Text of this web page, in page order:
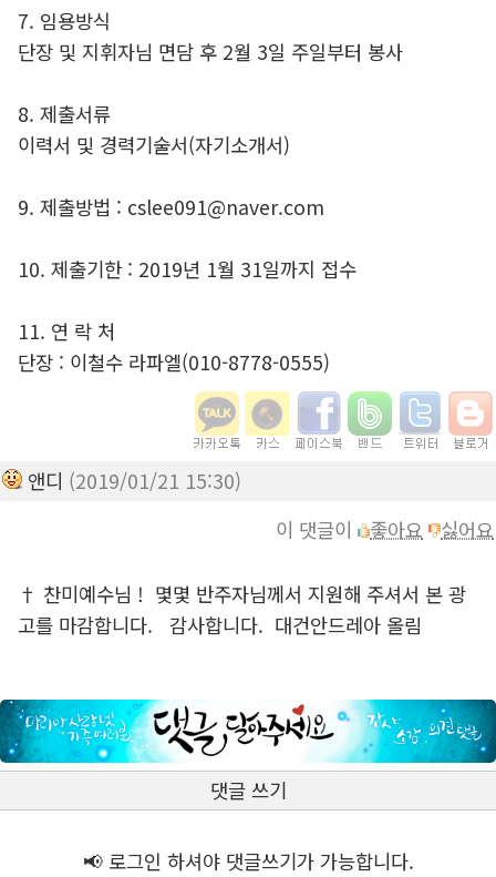
7. 임용방식
단장 및 지휘자님 면담 후 2월 3일 주일부터 봉사
8. 제출서류
이력서 및 경력기술서(자기소개서)
9. 제출방법 : cslee091@naver.com
10. 제출기한 : 2019년 1월 31일까지 접수
11. 연 락 처
단장 : 이철수 라파엘(010-8778-0555)
앤디 (2019/01/21 15:30)
이 댓글이
좋아요 싫어요
† 찬미예수님 ! 몇몇 반주자님께서 지원해 주셔서 본 광
고를 마감합니다. 감사합니다. 대건안드레아 올림
댓글 쓰기
📢 로그인 하셔야 댓글쓰기가 가능합니다.